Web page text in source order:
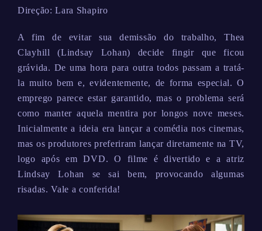
Direção: Lara Shapiro
A fim de evitar sua demissão do trabalho, Thea
Clayhill (Lindsay Lohan) decide fingir que ficou
grávida. De uma hora para outra todos passam a tratá-
la muito bem e, evidentemente, de forma especial. O
emprego parece estar garantido, mas o problema será
como manter aquela mentira por longos nove meses.
Inicialmente a ideia era lançar a comédia nos cinemas,
mas os produtores preferiram lançar diretamente na TV,
logo após em DVD. O filme é divertido e a atriz
Lindsay Lohan se sai bem, provocando algumas
risadas. Vale a conferida!